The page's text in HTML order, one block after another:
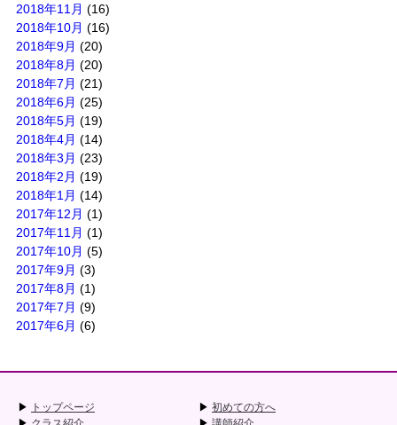
2018年11月 (16)
2018年10月 (16)
2018年9月 (20)
2018年8月 (20)
2018年7月 (21)
2018年6月 (25)
2018年5月 (19)
2018年4月 (14)
2018年3月 (23)
2018年2月 (19)
2018年1月 (14)
2017年12月 (1)
2017年11月 (1)
2017年10月 (5)
2017年9月 (3)
2017年8月 (1)
2017年7月 (9)
2017年6月 (6)
トップページ
初めての方へ